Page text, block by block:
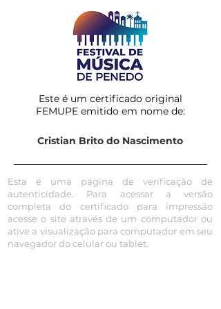
Este é um certificado original
FEMUPE emitido em nome de:
Cristian Brito do Nascimento
Esta é uma página de verificação de
autenticidade. Para acessar a versão
completa do certificado para impressão
acesse o site através de um computador ou
ative a visualização para computador em seu
navegador do celular ou tablet.